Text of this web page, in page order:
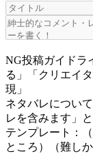
NG投稿ガイドラ
る」「クリエイ
現」
ネタバレについ
レを含みます」
テンプレート：
ところ）（難し